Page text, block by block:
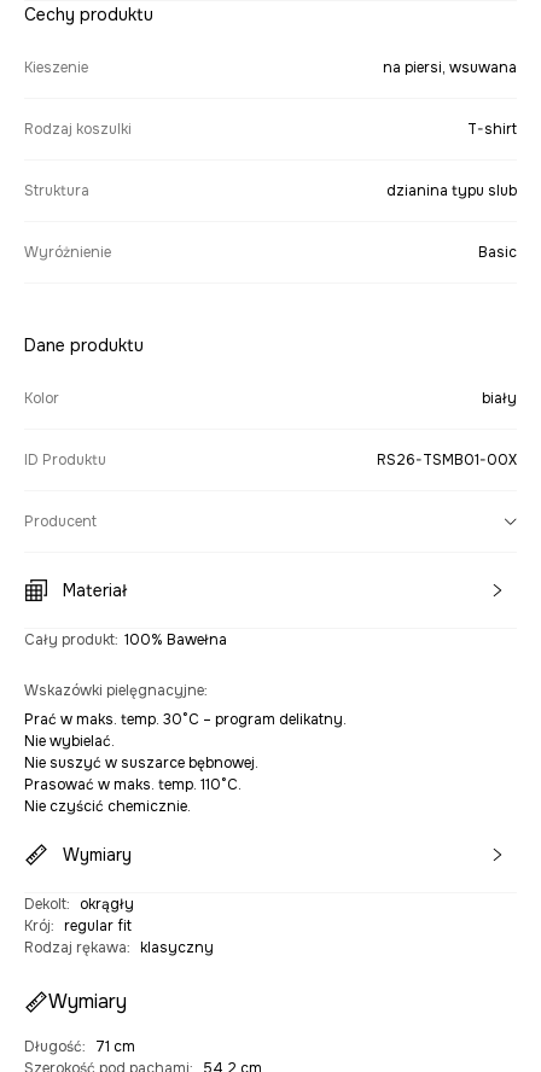
Cechy produktu
Kieszenie na piersi, wsuwana
Rodzaj koszulki T-shirt
Struktura dzianina typu slub
Wyróżnienie Basic
Dane produktu
Kolor biały
ID Produktu RS26-TSMB01-00X
Producent
Materiał
Cały produkt: 100% Bawełna
Wskazówki pielęgnacyjne:
Prać w maks. temp. 30°C – program delikatny.
Nie wybielać.
Nie suszyć w suszarce bębnowej.
Prasować w maks. temp. 110°C.
Nie czyścić chemicznie.
Wymiary
Dekolt:
okrągły
Krój: regular fit
Rodzaj rękawa: klasyczny
Wymiary
Długość:
71 cm